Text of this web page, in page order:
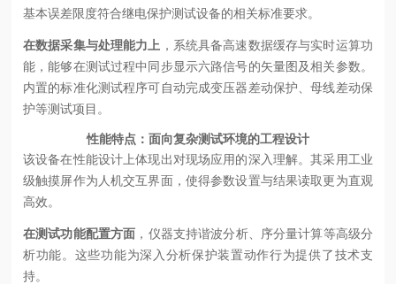
基本误差限度符合继电保护测试设备的相关标准要求。
在数据采集与处理能力上 ，系统具备高速数据缓存与实时运算功
能，能够在测试过程中同步显示六路信号的矢量图及相关参数。
内置的标准化测试程序可自动完成变压器差动保护、母线差动保
护等测试项目。
性能特点：面向复杂测试环境的工程设计
该设备在性能设计上体现出对现场应用的深入理解。其采用工业
级触摸屏作为人机交互界面，使得参数设置与结果读取更为直观
高效。
在测试功能配置方面 ，仪器支持谐波分析、序分量计算等高级分
析功能。这些功能为深入分析保护装置动作行为提供了技术支
持。